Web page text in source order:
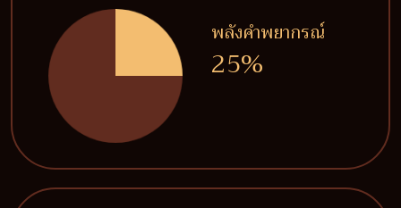
พลังคำพยากรณ์
25%